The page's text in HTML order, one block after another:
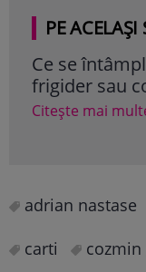
PE ACELAȘI
Ce se
frigider sau
Citește mai
adrian nastase
carti
cozmin